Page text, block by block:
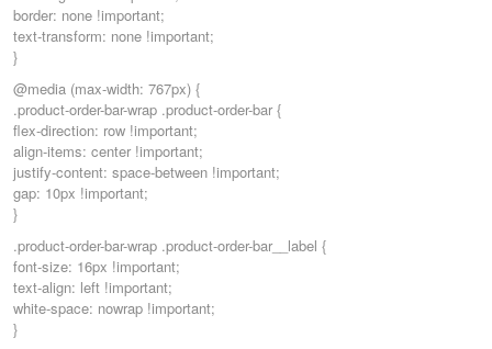
border: none !important;
text-transform: none !important;
}
@media (max-width: 767px) {
.product-order-bar-wrap .product-order-bar {
flex-direction: row !important;
align-items: center !important;
justify-content: space-between !important;
gap: 10px !important;
}
.product-order-bar-wrap .product-order-bar__label {
font-size: 16px !important;
text-align: left !important;
white-space: nowrap !important;
}